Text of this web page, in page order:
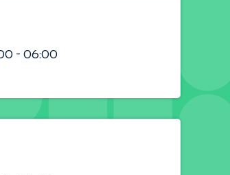
- 06:00